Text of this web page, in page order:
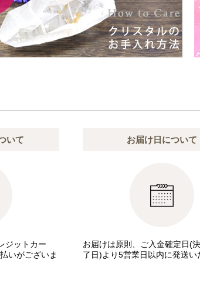
いて
ジットカー
いがございま
お届け日について
お届けは原則、ご入金確定日(
了日)より5営業日以内に発送い